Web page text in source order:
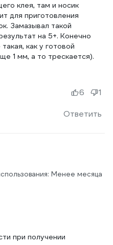
клея, там и носик
для приготовления
Замазывал такой
на 5+. Конечно
как у готовой
1 мм, а то трескается).
Ответить
6 1
Менее месяца
при получении